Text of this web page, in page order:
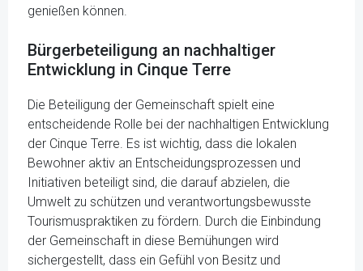
genießen können.
Bürgerbeteiligung an nachhaltiger
Entwicklung in Cinque Terre
Die Beteiligung der Gemeinschaft spielt eine
entscheidende Rolle bei der nachhaltigen Entwicklung
der Cinque Terre. Es ist wichtig, dass die lokalen
Bewohner aktiv an Entscheidungsprozessen und
Initiativen beteiligt sind, die darauf abzielen, die
Umwelt zu schützen und verantwortungsbewusste
Tourismuspraktiken zu fördern. Durch die Einbindung
der Gemeinschaft in diese Bemühungen wird
sichergestellt, dass ein Gefühl von Besitz und